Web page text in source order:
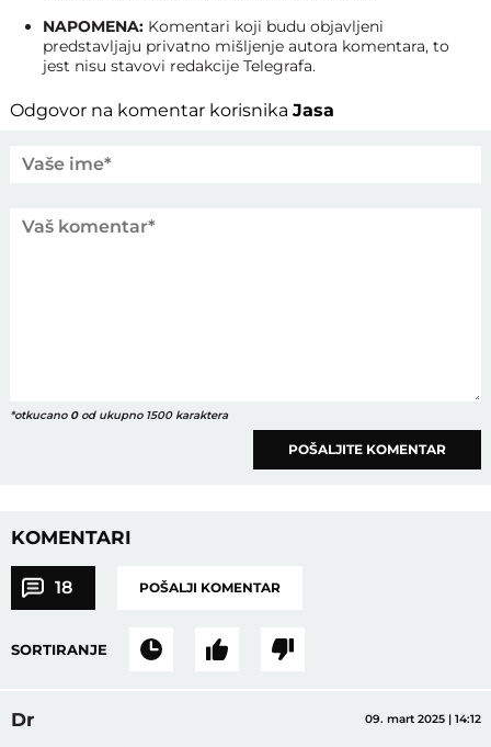
NAPOMENA: Komentari koji budu objavljeni
predstavljaju privatno mišljenje autora komentara, to
jest nisu stavovi redakcije Telegrafa.
Odgovor na komentar korisnikaJasa
*otkucano 0od ukupno 1500 karaktera
POŠALJITE KOMENTAR
KOMENTARI
18 POŠALJI KOMENTAR
SORTIRANJE
Dr 09. mart 2025 | 14:12